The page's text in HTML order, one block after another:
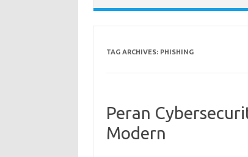
TAG ARCHIVES: PHISHING
Peran
Modern